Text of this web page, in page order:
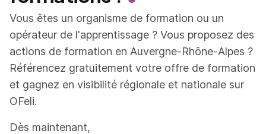
Vous êtes un organisme de formation ou un
opérateur de l'apprentissage ? Vous proposez des
actions de formation en Auvergne-Rhône-Alpes ?
Référencez gratuitement votre offre de formation
et gagnez en visibilité régionale et nationale sur
OFeli.
Dès maintenant,